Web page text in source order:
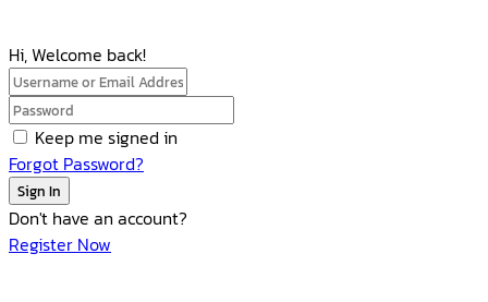
Hi, Welcome back!
Keep me signed in
Forgot Password?
Sign In
Don't have an account?
Register Now